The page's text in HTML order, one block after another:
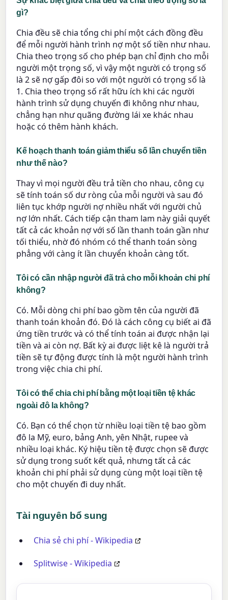
gì?
Chia đều sẽ chia tổng chi phí một cách đồng đều
để mỗi người hành trình nợ một số tiền như nhau.
Chia theo trọng số cho phép bạn chỉ định cho mỗi
người một trọng số, vì vậy một người có trọng số
là 2 sẽ nợ gấp đôi so với một người có trọng số là
1. Chia theo trọng số rất hữu ích khi các người
hành trình sử dụng chuyến đi không như nhau,
chẳng hạn như quãng đường lái xe khác nhau
hoặc có thêm hành khách.
Kế hoạch thanh toán giảm thiểu số lần chuyển tiền
như thế nào?
Thay vì mọi người đều trả tiền cho nhau, công cụ
sẽ tính toán số dư ròng của mỗi người và sau đó
liên tục khớp người nợ nhiều nhất với người chủ
nợ lớn nhất. Cách tiếp cận tham lam này giải quyết
tất cả các khoản nợ với số lần thanh toán gần như
tối thiểu, nhờ đó nhóm có thể thanh toán sòng
phẳng với càng ít lần chuyển khoản càng tốt.
Tôi có cần nhập người đã trả cho mỗi khoản chi phí
không?
Có. Mỗi dòng chi phí bao gồm tên của người đã
thanh toán khoản đó. Đó là cách công cụ biết ai đã
ứng tiền trước và có thể tính toán ai được nhận lại
tiền và ai còn nợ. Bất kỳ ai được liệt kê là người trả
tiền sẽ tự động được tính là một người hành trình
trong việc chia chi phí.
Tôi có thể chia chi phí bằng một loại tiền tệ khác
ngoài đô la không?
Có. Bạn có thể chọn từ nhiều loại tiền tệ bao gồm
đô la Mỹ, euro, bảng Anh, yên Nhật, rupee và
nhiều loại khác. Ký hiệu tiền tệ được chọn sẽ được
sử dụng trong suốt kết quả, nhưng tất cả các
khoản chi phí phải sử dụng cùng một loại tiền tệ
cho một chuyến đi duy nhất.
Tài nguyên bổ sung
Chia sẻ chi phí - Wikipedia
Splitwise - Wikipedia